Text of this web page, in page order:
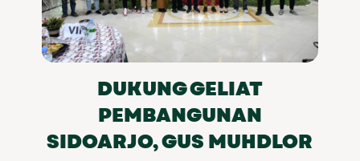
DUKUNG GELIAT
PEMBANGUNAN
SIDOARJO, GUS MUHDLOR